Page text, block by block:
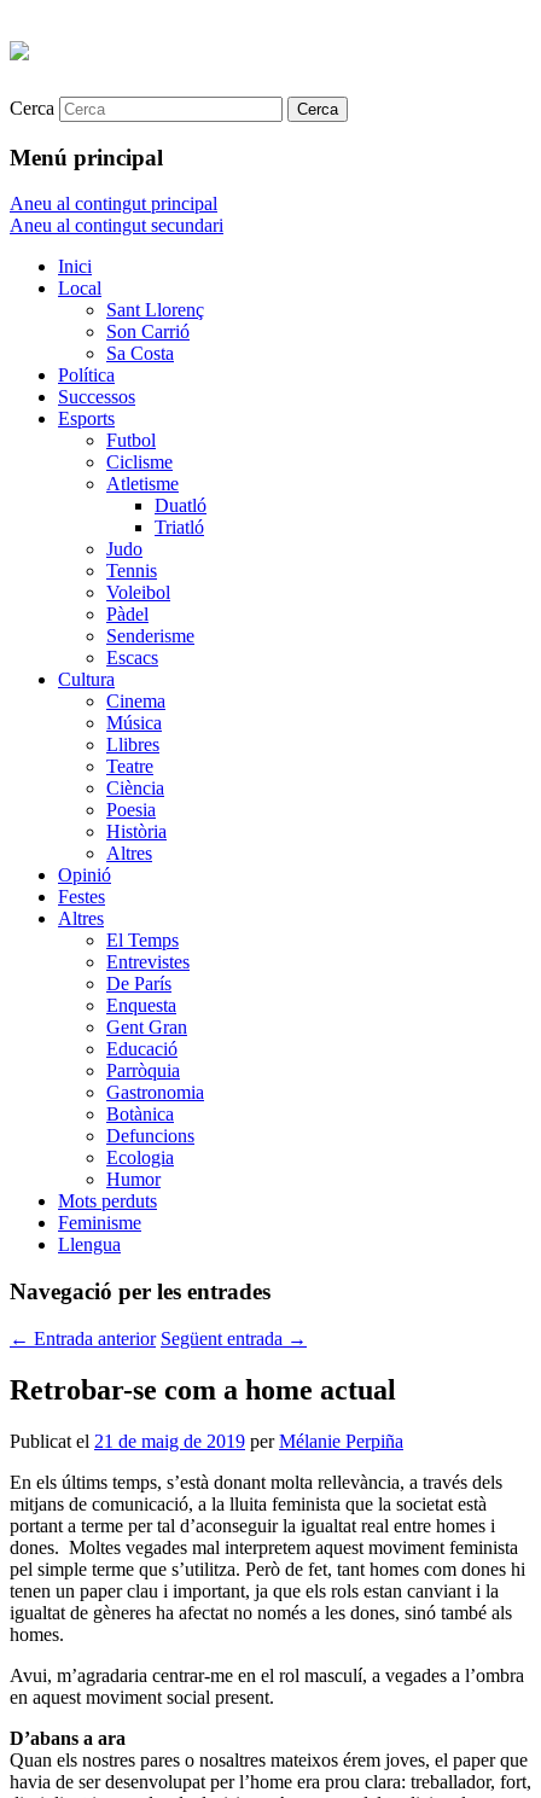
Cerca
Menú principal
Aneu al contingut principal
Aneu al contingut secundari
Inici
Local
Sant Llorenç
Son Carrió
Sa Costa
Política
Successos
Esports
Futbol
Ciclisme
Atletisme
Duatló
Triatló
Judo
Tennis
Voleibol
Pàdel
Senderisme
Escacs
Cultura
Cinema
Música
Llibres
Teatre
Ciència
Poesia
Història
Altres
Opinió
Festes
Altres
El Temps
Entrevistes
De París
Enquesta
Gent Gran
Educació
Parròquia
Gastronomia
Botànica
Defuncions
Ecologia
Humor
Mots perduts
Feminisme
Llengua
Navegació per les entrades
← Entrada anterior Següent entrada →
Retrobar-se com a home actual
Publicat el 21 de maig de 2019 perMélanie Perpiña
En els últims temps, s’està donant molta rellevància, a través dels
mitjans de comunicació, a la lluita feminista que la societat està
portant a terme per tal d’aconseguir la igualtat real entre homes i
dones. Moltes vegades mal interpretem aquest moviment feminista
pel simple terme que s’utilitza. Però de fet, tant homes com dones hi
tenen un paper clau i important, ja que els rols estan canviant i la
igualtat de gèneres ha afectat no només a les dones, sinó també als
homes.
Avui, m’agradaria centrar-me en el rol masculí, a vegades a l’ombra
en aquest moviment social present.
D’abans a ara
Quan els nostres pares o nosaltres mateixos érem joves, el paper que
havia de ser desenvolupat per l’home era prou clara: treballador, fort,